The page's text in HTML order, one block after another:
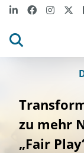
zu mehr
„Fair